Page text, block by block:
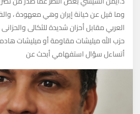
وما قيل عن خيانة إيران وهي معهودة ،
العربي مقابل أحزان شديدة للثكالى
حزب الله ميليشات مقاومة أو ميليشات
أتساءل سؤال استفهامي أبحث عن